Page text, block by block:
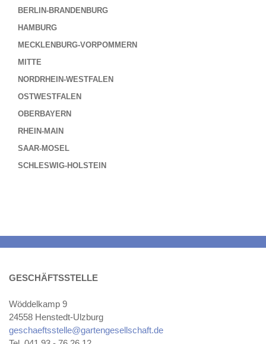
BERLIN-BRANDENBURG
HAMBURG
MECKLENBURG-VORPOMMERN
MITTE
NORDRHEIN-WESTFALEN
OSTWESTFALEN
OBERBAYERN
RHEIN-MAIN
SAAR-MOSEL
SCHLESWIG-HOLSTEIN
GESCHÄFTSSTELLE
Wöddelkamp 9
24558 Henstedt-Ulzburg
geschaeftsstelle@gartengesellschaft.de